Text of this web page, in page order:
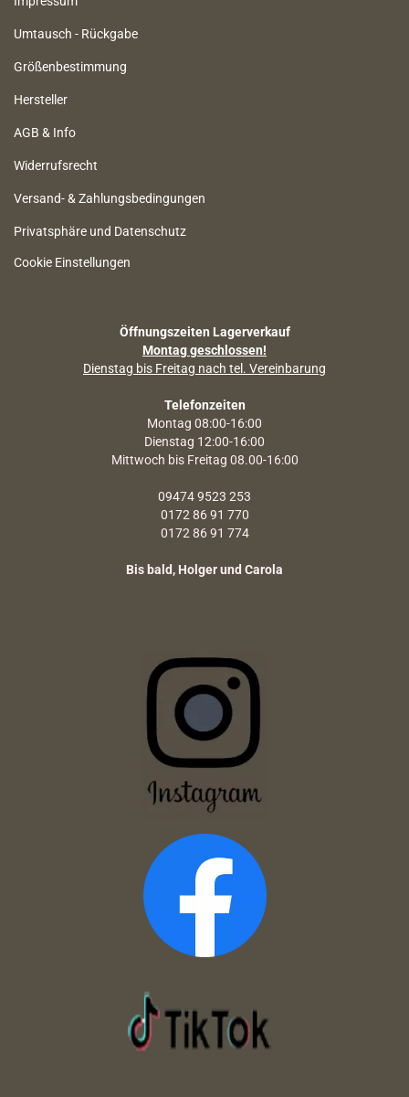
Umtausch - Rückgabe
Größenbestimmung
Hersteller
AGB & Info
Widerrufsrecht
Versand- & Zahlungsbedingungen
Privatsphäre und Datenschutz
Cookie Einstellungen
Öffnungszeiten Lagerverkauf
Montag geschlossen!
Dienstag bis Freitag nach tel. Vereinbarung
Telefonzeiten
Montag 08:00-16:00
Dienstag 12:00-16:00
Mittwoch bis Freitag 08.00-16:00
09474 9523 253
0172 86 91 770
0172 86 91 774
Bis bald, Holger und Carola